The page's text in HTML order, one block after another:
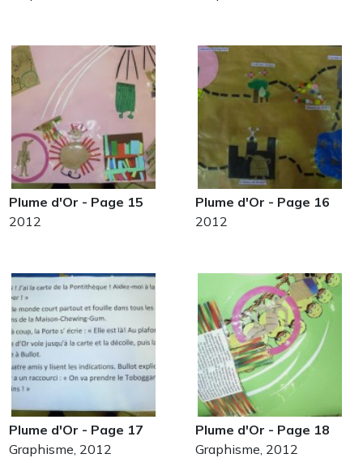
Plume d'Or - Page 15
2012
Plume d'Or - Page 16
2012
Plume d'Or - Page 17
Graphisme, 2012
Plume d'Or - Page 18
Graphisme, 2012